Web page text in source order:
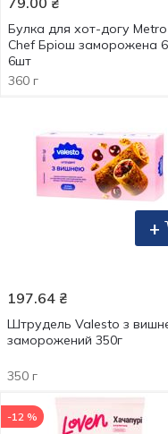
Булка для хот-догу Metro
Chef Бріош заморожена
6шт
360 г
+
197.64 ₴
Штрудель Valesto з
заморожений 350г
350 г
-12 %